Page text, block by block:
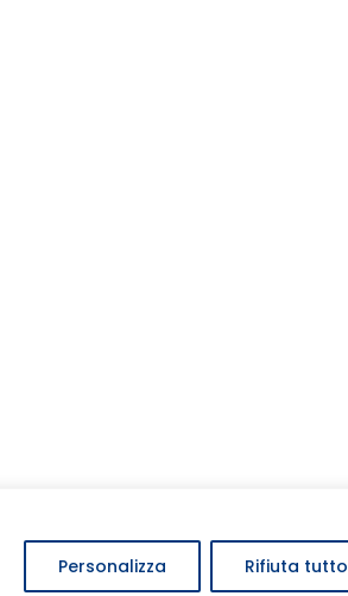
Personalizza Rifiuta tutto